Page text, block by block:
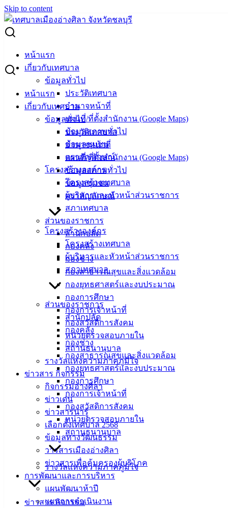
Skip to content
หน้าแรก
เกี่ยวกับเทศบาล
ข้อมูลทั่วไป
ประวัติเทศบาล
อำนาจหน้าที่
แผนที่/ที่ตั้งสำนักงาน (Google Maps)
ข้อมูลสภาพทั่วไป
ข้อมูลชุมชน
ตราสัญลักษณ์
โครงสร้างองค์กร
โครงสร้างเทศบาล
ผู้บริหารและหัวหน้าส่วนราชการ
สภาเทศบาล
ส่วนของราชการ
สำนักปลัด
กองคลัง
กองช่าง
กองสาธารณสุขและสิ่งแวดล้อม
กองยุทธศาสตร์และงบประมาณ
กองการศึกษา
กองการเจ้าหน้าที่
กองสวัสดิการสังคม
หน่วยตรวจสอบภายใน
สถานธนานุบาล
รางวัลแห่งความภาคภูมิใจ
ข่าวสาร กิจกรรม
กิจกรรมอ่างศิลา
ข่าวเด่น
ข่าวสารน่ารู้
เลือกตั้งเทศบาล 2568
ข้อมูลทางวัฒนธรรม
วารสารเมืองอ่างศิลา
ข่าวสารเพื่อคุ้มครองผู้บริโภค
การพัฒนาและการบริหาร
แผนพัฒนาห้าปี
แผนการดำเนินงาน
หน้าแรก
เกี่ยวกับเทศบาล
ข้อมูลทั่วไป
ประวัติเทศบาล
อำนาจหน้าที่
แผนที่/ที่ตั้งสำนักงาน (Google Maps)
ข้อมูลสภาพทั่วไป
ข้อมูลชุมชน
ตราสัญลักษณ์
โครงสร้างองค์กร
โครงสร้างเทศบาล
ผู้บริหารและหัวหน้าส่วนราชการ
สภาเทศบาล
ส่วนของราชการ
สำนักปลัด
กองคลัง
กองช่าง
กองสาธารณสุขและสิ่งแวดล้อม
กองยุทธศาสตร์และงบประมาณ
กองการศึกษา
กองการเจ้าหน้าที่
กองสวัสดิการสังคม
หน่วยตรวจสอบภายใน
สถานธนานุบาล
รางวัลแห่งความภาคภูมิใจ
ข่าวสาร กิจกรรม
Search for:
ผู้ชนะการเสนอราคา ตู้เก็บเอกสารแบบแขวน
ผู้ชนะการเสนอราคา ตู้เก็บเอกสารแบบ
แขวน
สิงหาคม 20, 2024 สิงหาคม 21, 2024
ประกาศผู้ชนะ
ตู้เก็บเอกสารแบบแขวนดาวน์โหลด
เทศบาล